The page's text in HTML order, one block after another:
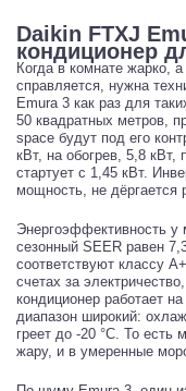
Daikin FTXJ
кондиционер
Когда в комнате жарко,
справляется, нужна
Emura 3 как раз для
50 квадратных метров,
space будут под его
кВт, на обогрев, 5,8 кВт,
стартует с 1,45 кВт.
мощность, не дёргается
Энергоэффективность
сезонный SEER равен
соответствуют классу
счетах за
кондиционер работает
диапазон широкий:
греет до -20 °C. То есть
жару, и в умеренные